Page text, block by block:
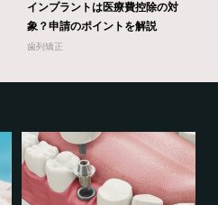
インプラントは医療費控除の対
象？申請のポイントを解説
歯列矯正